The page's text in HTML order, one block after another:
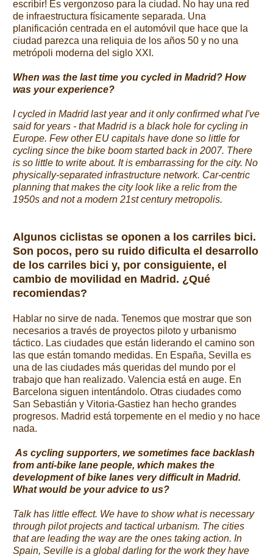
escribir! Es vergonzoso para la ciudad. No hay una red
de infraestructura físicamente separada. Una
planificación centrada en el automóvil que hace que la
ciudad parezca una reliquia de los años 50 y no una
metrópoli moderna del siglo XXI.
When was the last time you cycled in Madrid? How
was your experience?
I cycled in Madrid last year and it only confirmed what I've
said for years - that Madrid is a black hole for cycling in
Europe. Few other EU capitals have done so little for
cycling since the bike boom started back in 2007. There
is so little to write about. It is embarrassing for the city. No
physically-separated infrastructure network. Car-centric
planning that makes the city look like a relic from the
1950s and not a modern 21st century metropolis.
Algunos ciclistas se oponen a los carriles bici.
Son pocos, pero su ruido dificulta el desarrollo
de los carriles bici y, por consiguiente, el
cambio de movilidad en Madrid. ¿Qué
recomiendas?
Hablar no sirve de nada. Tenemos que mostrar que son
necesarios a través de proyectos piloto y urbanismo
táctico. Las ciudades que están liderando el camino son
las que están tomando medidas. En España, Sevilla es
una de las ciudades más queridas del mundo por el
trabajo que han realizado. Valencia está en auge. En
Barcelona siguen intentándolo. Otras ciudades como
San Sebastián y Vitoria-Gastiez han hecho grandes
progresos. Madrid está torpemente en el medio y no hace
nada.
As cycling supporters, we sometimes face backlash
from anti-bike lane people, which makes the
development of bike lanes very difficult in Madrid.
What would be your advice to us?
Talk has little effect. We have to show what is necessary
through pilot projects and tactical urbanism. The cities
that are leading the way are the ones taking action. In
Spain, Seville is a global darling for the work they have